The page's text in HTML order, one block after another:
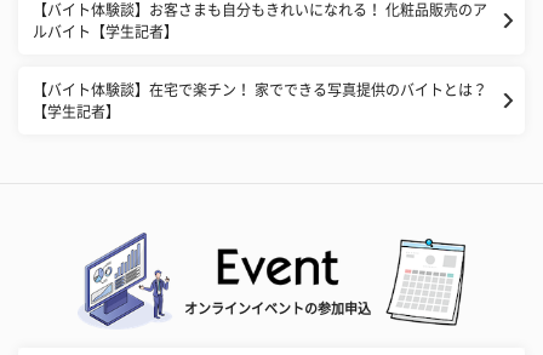
【バイト体験談】お客さまも自分もきれいになれる！ 化粧品販売のア
ルバイト【学生記者】
【バイト体験談】在宅で楽チン！ 家でできる写真提供のバイトとは？
【学生記者】
オンラインイベントの参加申込